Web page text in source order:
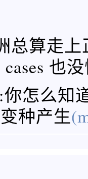
总算走
也
怎么知
种产生